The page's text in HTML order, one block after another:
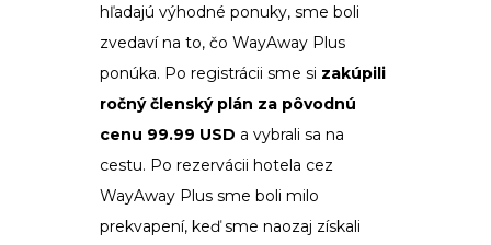
hľadajú výhodné ponuky, sme boli
zvedaví na to, čo WayAway Plus
ponúka. Po registrácii sme si zakúpili
ročný členský plán za pôvodnú
cenu 99.99 USD a vybrali sa na
cestu. Po rezervácii hotela cez
WayAway Plus sme boli milo
prekvapení, keď sme naozaj získali